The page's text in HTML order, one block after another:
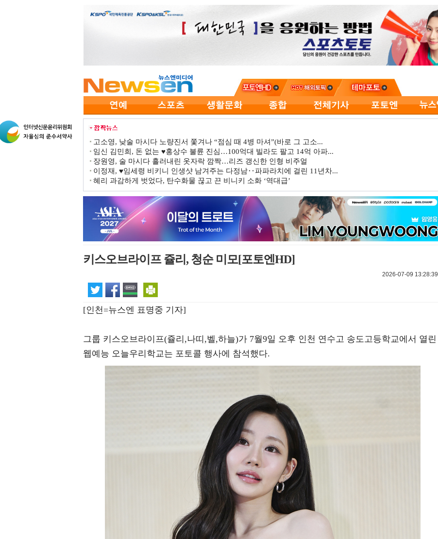
고소영, 낮술 마시다 노량진서 쫓겨나 “점심 때 4병 마셔”(바로 그 고소...
임신 김민희, 돈 없는 ♥홍상수 불륜 진심…100억대 빌라도 팔고 14억 아파...
장원영, 술 마시다 흘러내린 옷자락 깜짝…리즈 갱신한 인형 비주얼
이정재, ♥임세령 비키니 인생샷 남겨주는 다정남‥파파라치에 걸린 11년차...
혜리 과감하게 벗었다, 탄수화물 끊고 끈 비니키 소화 ‘역대급’
키스오브라이프 쥴리, 청순 미모[포토엔HD]
2026-07-09 13:28:39
[인천=뉴스엔 표명중 기자]
그룹 키스오브라이프(쥴리,나띠,벨,하늘)가 7월9일 오후 인천 연수고 송도고등학교에서 열린
웹예능 오늘우리학교는 포토콜 행사에 참석했다.